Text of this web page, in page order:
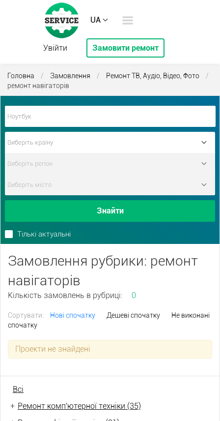
UA
Увійти Замовити ремонт
Головна / Замовлення / Ремонт ТВ, Аудіо, Відео, Фото
/
ремонт навігаторів
Знайти
Тількі актуальні
Замовлення рубрики: ремонт
навігаторів
Кількість замовлень в рубриці: 0
Сортувати: Нові спочатку Дешеві спочатку
Не виконані
спочатку
Проекти не знайдені
Всі
+ Ремонт комп'ютерної техніки (35)